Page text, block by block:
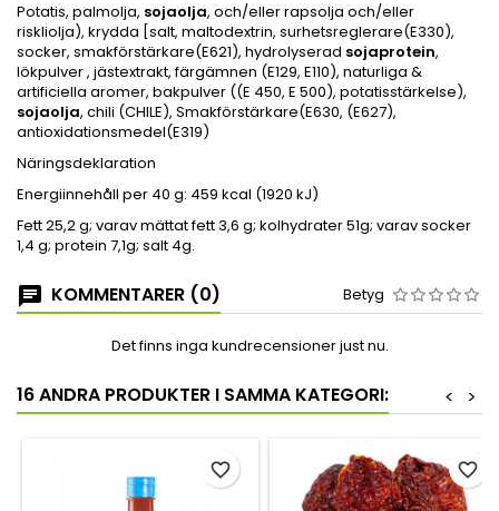
Potatis, palmolja, sojaolja, och/eller rapsolja och/eller
riskliolja), krydda [salt, maltodextrin, surhetsreglerare(E330),
socker, smakförstärkare(E621), hydrolyserad sojaprotein,
lökpulver , jästextrakt, färgämnen (E129, E110), naturliga &
artificiella aromer, bakpulver ((E 450, E 500), potatisstärkelse),
sojaolja, chili (CHILE), Smakförstärkare(E630, (E627),
antioxidationsmedel(E319)
Näringsdeklaration
Energiinnehåll per 40 g: 459 kcal (1920 kJ)
Fett 25,2 g; varav mättat fett 3,6 g; kolhydrater 51g; varav socker
1,4 g; protein 7,1g; salt 4g.
KOMMENTARER (0) Betyg
Det finns inga kundrecensioner just nu.
16 ANDRA PRODUKTER I SAMMA KATEGORI: >
<
favorite_border favorite_border